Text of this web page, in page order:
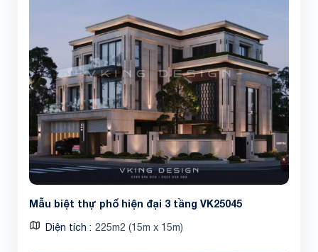
Mẫu biệt thự phố hiện đại 3 tầng VK25045
Diện tích 225m2 (15m x 15m)